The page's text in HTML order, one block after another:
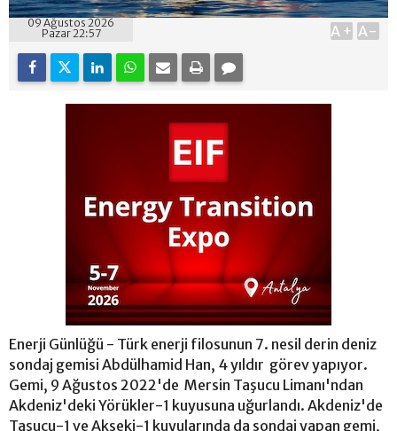
09 Ağustos 2026
Pazar 22:57
A+ A-
Enerji Günlüğü - Türk enerji filosunun 7. nesil derin deniz
sondaj gemisi Abdülhamid Han, 4 yıldır görev yapıyor.
Gemi, 9 Ağustos 2022'de Mersin Taşucu Limanı'ndan
Akdeniz'deki Yörükler-1 kuyusuna uğurlandı. Akdeniz'de
Taşucu-1 ve Akseki-1 kuyularında da sondaj yapan gemi,